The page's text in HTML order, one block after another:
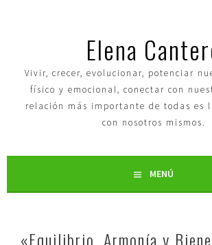
Elena
Vivir, crecer, evolucionar, potenciar
físico y emocional, conectar con
relación más importante de todas es
con nosotros mismos.
MENÚ
«Equilibrio, Armonía y